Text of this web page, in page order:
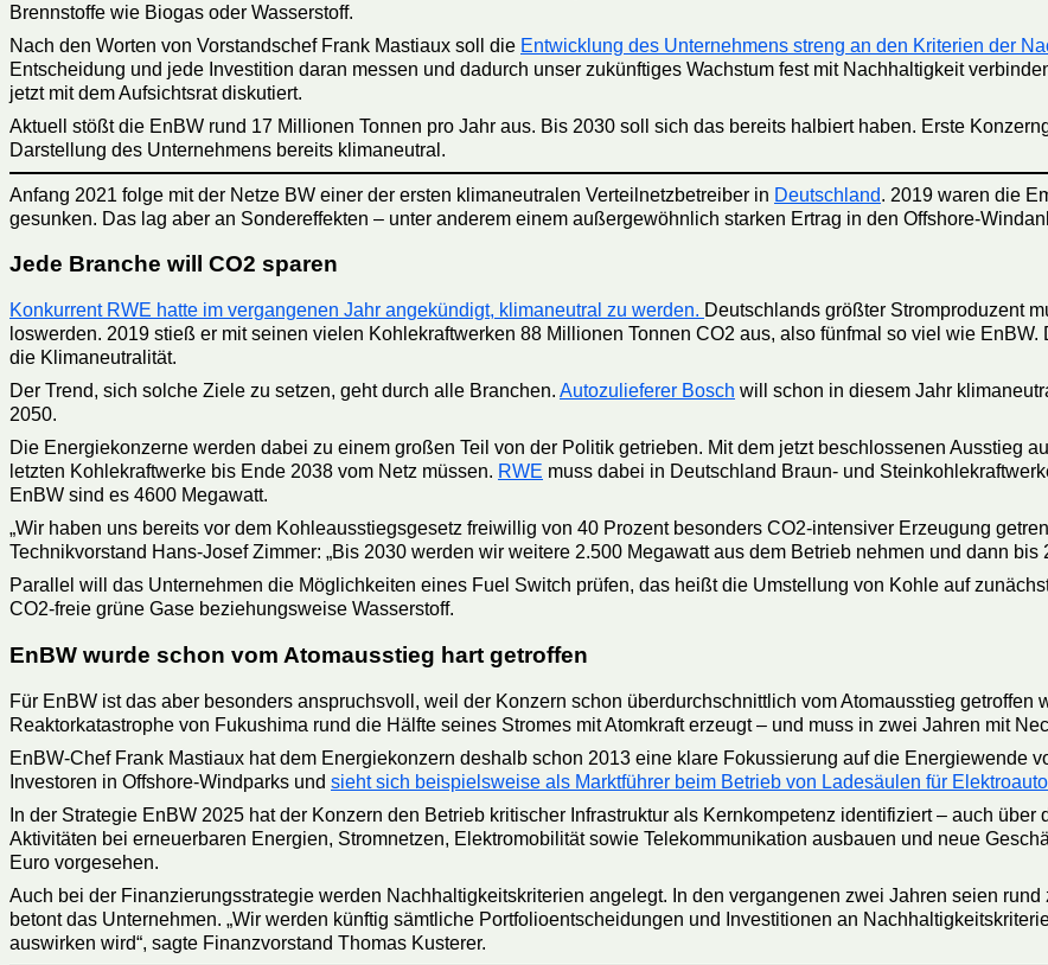
Brennstoffe wie Biogas oder Wasserstoff.
Nach den Worten von Vorstandschef Frank Mastiaux soll die Entwicklung des Unternehmens streng an den Kriterien der
Entscheidung und jede Investition daran messen und dadurch unser zukünftiges Wachstum fest mit Nachhaltigkeit
jetzt mit dem Aufsichtsrat diskutiert.
Aktuell stößt die EnBW rund 17 Millionen Tonnen pro Jahr aus. Bis 2030 soll sich das bereits halbiert haben. Erste
Darstellung des Unternehmens bereits klimaneutral.
Anfang 2021 folge mit der Netze BW einer der ersten klimaneutralen Verteilnetzbetreiber in Deutschland. 2019 waren die
gesunken. Das lag aber an Sondereffekten – unter anderem einem außergewöhnlich starken Ertrag in den Offshore-
Jede Branche will CO2 sparen
Konkurrent RWE hatte im vergangenen Jahr angekündigt, klimaneutral zu werden. Deutschlands größter Stromproduzent
loswerden. 2019 stieß er mit seinen vielen Kohlekraftwerken 88 Millionen Tonnen CO2 aus, also fünfmal so viel wie
die Klimaneutralität.
Der Trend, sich solche Ziele zu setzen, geht durch alle Branchen. Autozulieferer Bosch will schon in diesem Jahr
2050.
Die Energiekonzerne werden dabei zu einem großen Teil von der Politik getrieben. Mit dem jetzt beschlossenen Ausstieg
letzten Kohlekraftwerke bis Ende 2038 vom Netz müssen. RWE muss dabei in Deutschland Braun- und
EnBW sind es 4600 Megawatt.
„Wir haben uns bereits vor dem Kohleausstiegsgesetz freiwillig von 40 Prozent besonders CO2-intensiver Erzeugung
Technikvorstand Hans-Josef Zimmer: „Bis 2030 werden wir weitere 2.500 Megawatt aus dem Betrieb nehmen und dann
Parallel will das Unternehmen die Möglichkeiten eines Fuel Switch prüfen, das heißt die Umstellung von Kohle auf
CO2-freie grüne Gase beziehungsweise Wasserstoff.
EnBW wurde schon vom Atomausstieg hart getroffen
Für EnBW ist das aber besonders anspruchsvoll, weil der Konzern schon überdurchschnittlich vom Atomausstieg getroffen
Reaktorkatastrophe von Fukushima rund die Hälfte seines Stromes mit Atomkraft erzeugt – und muss in zwei Jahren mit
EnBW-Chef Frank Mastiaux hat dem Energiekonzern deshalb schon 2013 eine klare Fokussierung auf die Energiewende
Investoren in Offshore-Windparks und sieht sich beispielsweise als Marktführer beim Betrieb von Ladesäulen für
In der Strategie EnBW 2025 hat der Konzern den Betrieb kritischer Infrastruktur als Kernkompetenz identifiziert – auch
Aktivitäten bei erneuerbaren Energien, Stromnetzen, Elektromobilität sowie Telekommunikation ausbauen und neue
Euro vorgesehen.
Auch bei der Finanzierungsstrategie werden Nachhaltigkeitskriterien angelegt. In den vergangenen zwei Jahren seien
betont das Unternehmen. „Wir werden künftig sämtliche Portfolioentscheidungen und Investitionen an
auswirken wird“, sagte Finanzvorstand Thomas Kusterer.